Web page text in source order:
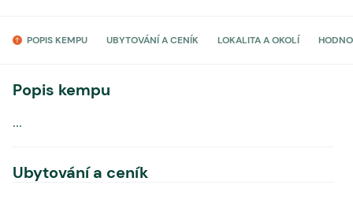
POPIS KEMPU UBYTOVÁNÍ A CENÍK LOKALITA A OKOLÍ
Popis kempu
...
Ubytování a ceník